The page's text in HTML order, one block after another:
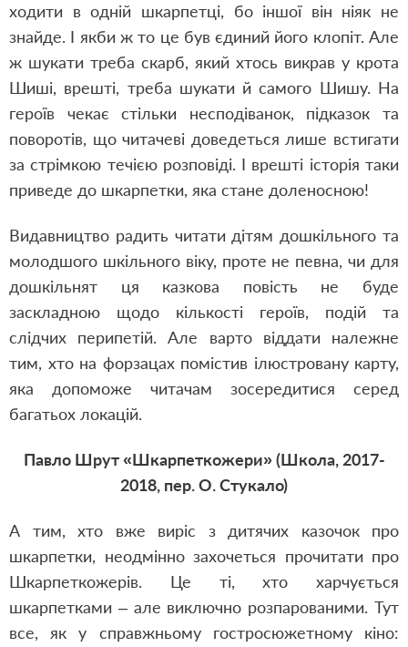
ходити в одній шкарпетці, бо іншої він ніяк не
знайде. І якби ж то це був єдиний його клопіт. Але
ж шукати треба скарб, який хтось викрав у крота
Шиші, врешті, треба шукати й самого Шишу. На
героїв чекає стільки несподіванок, підказок та
поворотів, що читачеві доведеться лише встигати
за стрімкою течією розповіді. І врешті історія таки
приведе до шкарпетки, яка стане доленосною!
Видавництво радить читати дітям дошкільного та
молодшого шкільного віку, проте не певна, чи для
дошкільнят ця казкова повість не буде
заскладною щодо кількості героїв, подій та
слідчих перипетій. Але варто віддати належне
тим, хто на форзацах помістив ілюстровану карту,
яка допоможе читачам зосередитися серед
багатьох локацій.
Павло Шрут «Шкарпеткожери» (Школа, 2017-
2018, пер. О. Стукало)
А тим, хто вже виріс з дитячих казочок про
шкарпетки, неодмінно захочеться прочитати про
Шкарпеткожерів. Це ті, хто харчується
шкарпетками – але виключно розпарованими. Тут
все, як у справжньому гостросюжетному кіно: